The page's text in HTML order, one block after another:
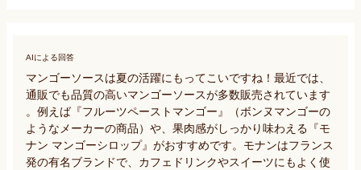
AIによる回答
マンゴーソースは夏の活躍にもってこいですね！最近では、
通販でも品質の高いマンゴーソースが多数販売されています
。例えば『フルーツペーストマンゴー』（ボンヌマンゴーの
ようなメーカーの商品）や、果肉感がしっかり味わえる『モ
ナン マンゴーシロップ』がおすすめです。モナンはフランス
発の有名ブランドで、カフェドリンクやスイーツにもよく使